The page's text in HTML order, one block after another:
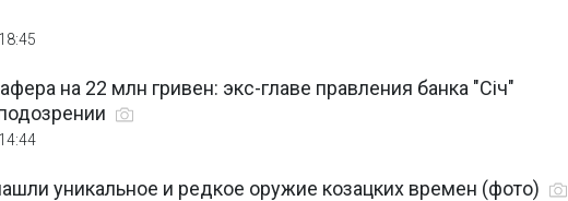
на 22 млн гривен: экс-главе правления банка "Січ"
уникальное и редкое оружие козацких времен (фото)